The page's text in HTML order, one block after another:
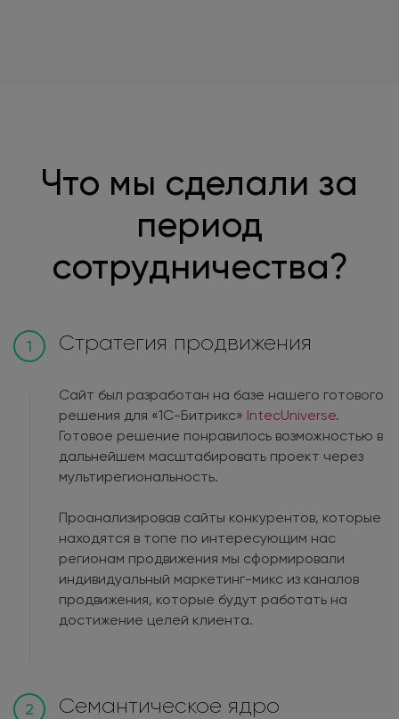
Что мы сделали за
период
сотрудничества?
1 Стратегия продвижения
Сайт был разработан на базе нашего готового
решения для «1С-Битрикс» IntecUniverse.
Готовое решение понравилось возможностью в
дальнейшем масштабировать проект через
мультирегиональность.
Проанализировав сайты конкурентов, которые
находятся в топе по интересующим нас
регионам продвижения мы сформировали
индивидуальный маркетинг-микс из каналов
продвижения, которые будут работать на
достижение целей клиента.
2 Семантическое ядро